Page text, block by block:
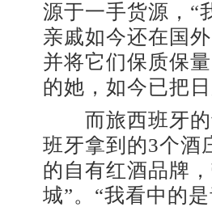
源于一手货源，“
亲戚如今还在国
并将它们保质保
的她，如今已把
而旅西班牙的
班牙拿到的3个酒
的自有红酒品牌
城”。“我看中的